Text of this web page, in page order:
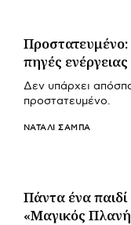
πηγές
Δεν υπάρχει
προστατευμένο.
ΝΑΤΑΛΊ ΣΑΜΠΆ
Πάντα ένα
«Μαγικός